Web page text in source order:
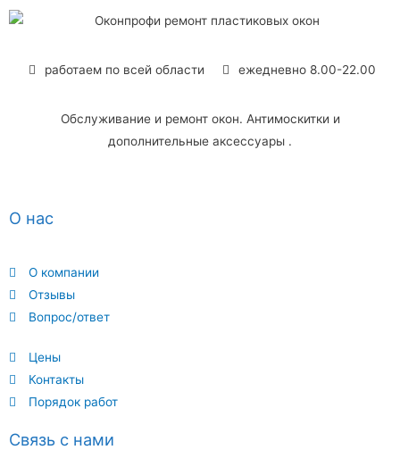
Связь с нами
О нас
О компании
Отзывы
Вопрос/ответ
Цены
Контакты
Порядок работ
работаем по всей области ежедневно 8.00-22.00
Обслуживание и ремонт окон. Антимоскитки и
дополнительные аксессуары .